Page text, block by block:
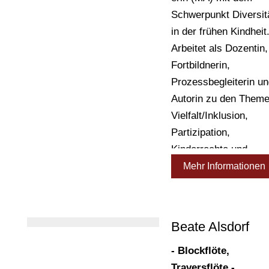
Musikpädagoge an
Musikschule Essen.
Schwerpunkt
in der frühen Kindheit.
Arbeitet als Dozentin,
Fortbildnerin,
Prozessbegleiterin
Autorin zu den
Vielfalt/Inklusion,
Partizipation,
Kinderrechte und
vorurteilsbewusste,
wissenschaftliche
Mitarbeiterin an der
Mehr Informationen
Beate Alsdorf
- Blockflöte,